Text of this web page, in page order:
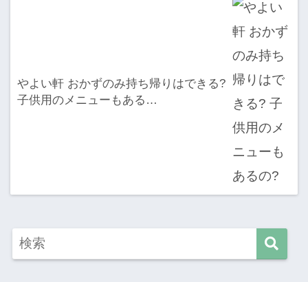
やよい軒 おかずのみ持ち帰りはできる?
子供用のメニューもある…